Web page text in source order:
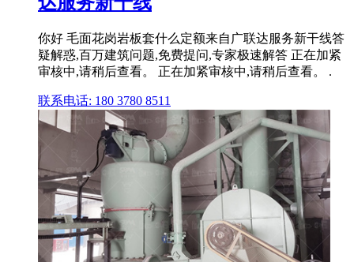
你好 毛面花岗岩板套什么定额来自广联达服务新干线答
疑解惑,百万建筑问题,免费提问,专家极速解答 正在加紧
审核中,请稍后查看。 正在加紧审核中,请稍后查看。 .
联系电话: 180 3780 8511